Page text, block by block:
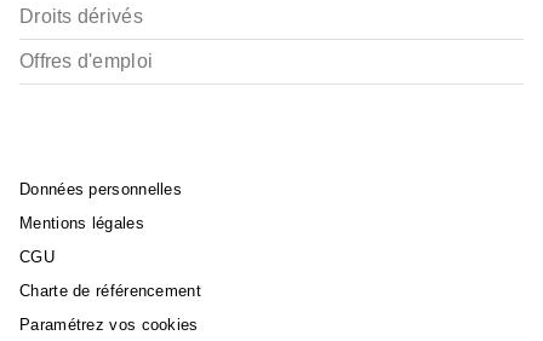
Droits dérivés
Offres d'emploi
Données personnelles
Mentions légales
CGU
Charte de référencement
Paramétrez vos cookies